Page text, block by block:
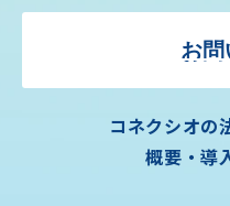
お
コネクシオの
概要・導